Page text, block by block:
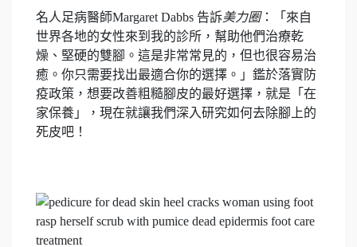
名人足病醫師Margaret Dabbs 告訴美力圈：「來自
世界各地的女性來到我的診所，幫助他們治療乾
燥、堅硬的雙腳。這是非常常見的，但也很容易治
癒。你只需要找出最適合你的選擇。」鑑於落實防
疫政策，想要改善粗糙腳皮的最好選擇，就是「在
家保養」，現在就讓我們深入研究如何去除腳上的
死皮吧！